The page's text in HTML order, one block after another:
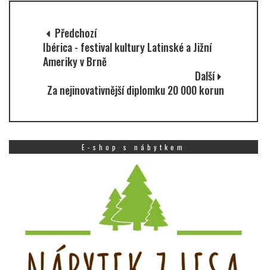
Předchozí
Ibérica - festival kultury Latinské a Jižní
Ameriky v Brně
Další
Za nejinovativnější diplomku 20 000 korun
E-shop s nábytkem